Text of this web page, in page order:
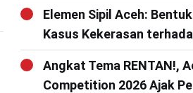
Elemen Sipil Aceh:
Kasus Kekerasan
Angkat Tema RENTAN!,
Competition 2026 Ajak